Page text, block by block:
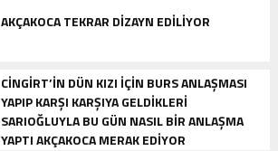
AKÇAKOCA TEKRAR DIZAYN EDILIYOR
CINGIRT’IN DÜN KIZI IÇIN BURS ANLAŞMASI
YAPIP KARŞI KARŞIYA GELDIKLERI
SARIOĞLUYLA BU GÜN NASIL BIR ANLAŞMA
YAPTI AKÇAKOCA MERAK EDIYOR